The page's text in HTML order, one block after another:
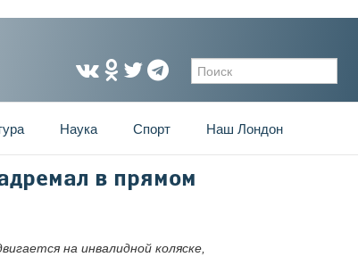
Форма поиска
Наука Спорт Наш Лондон
в прямом
на инвалидной коляске,